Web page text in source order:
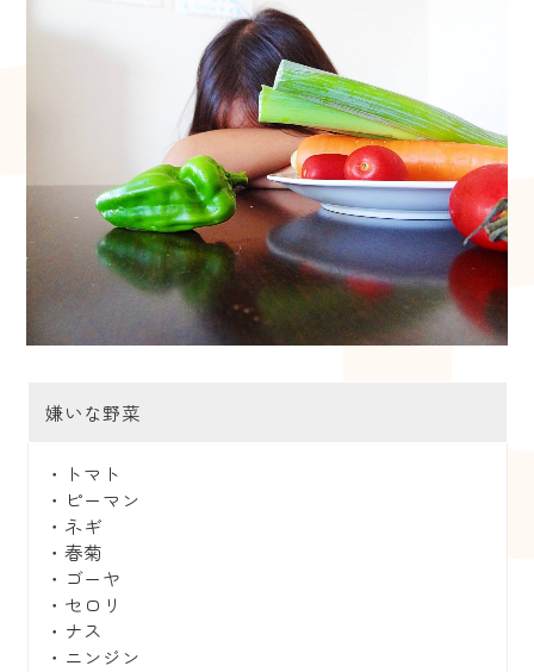
嫌いな野菜
・トマト
・ピーマン
・ネギ
・春菊
・ゴーヤ
・セロリ
・ナス
・ニンジン